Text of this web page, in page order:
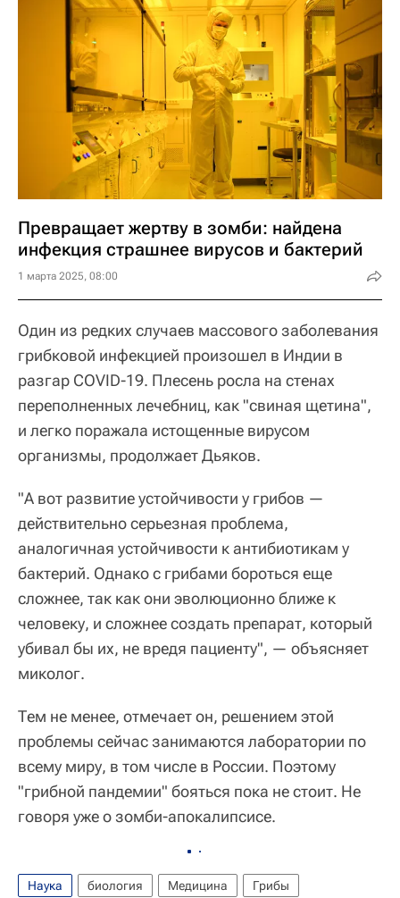
Превращает жертву в зомби: найдена
инфекция страшнее вирусов и бактерий
1 марта 2025, 08:00
Один из редких случаев массового заболевания
грибковой инфекцией произошел в Индии в
разгар COVID-19. Плесень росла на стенах
переполненных лечебниц, как "свиная щетина",
и легко поражала истощенные вирусом
организмы, продолжает Дьяков.
"А вот развитие устойчивости у грибов —
действительно серьезная проблема,
аналогичная устойчивости к антибиотикам у
бактерий. Однако с грибами бороться еще
сложнее, так как они эволюционно ближе к
человеку, и сложнее создать препарат, который
убивал бы их, не вредя пациенту", — объясняет
миколог.
Тем не менее, отмечает он, решением этой
проблемы сейчас занимаются лаборатории по
всему миру, в том числе в России. Поэтому
"грибной пандемии" бояться пока не стоит. Не
говоря уже о зомби-апокалипсисе.
Наука биология Медицина
Грибы